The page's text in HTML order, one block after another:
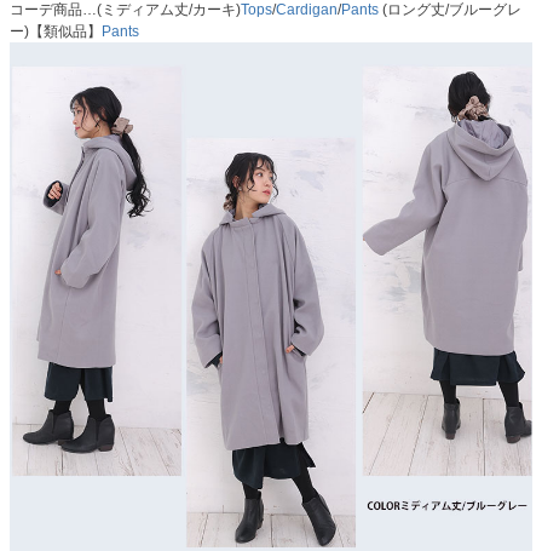
コーデ商品…(ミディアム丈/カーキ)Tops/Cardigan/Pants (ロング丈/ブルーグレ
ー)【類似品】
Pants